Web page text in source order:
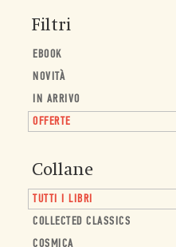
Filtri
EBOOK
NOVITÀ
IN ARRIVO
OFFERTE
Collane
TUTTI I LIBRI
COLLECTED CLASSICS
COSMICA